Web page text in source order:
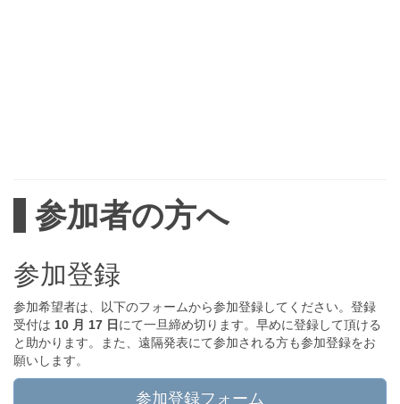
参加者の方へ
参加登録
参加希望者は、以下のフォームから参加登録してください。登録
受付は 10 月 17 日 にて一旦締め切ります。早めに登録して頂ける
と助かります。また、遠隔発表にて参加される方も参加登録をお
願いします。
参加登録フォーム